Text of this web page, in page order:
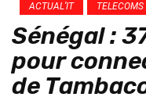
ACTUAL’IT TELECOMS
Sénégal :
pour
de